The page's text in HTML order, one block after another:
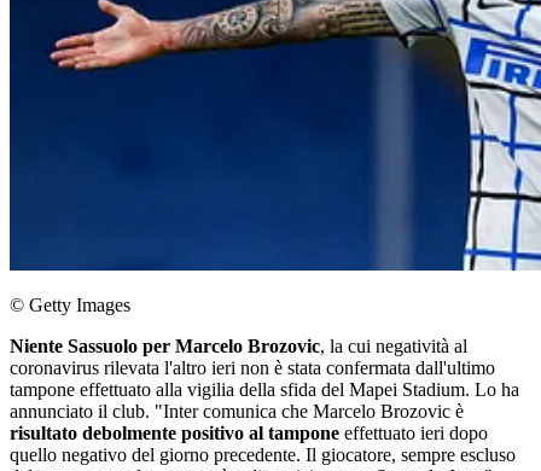
© Getty Images
Niente Sassuolo per Marcelo Brozovic, la cui negatività al
coronavirus rilevata l'altro ieri non è stata confermata dall'ultimo
tampone effettuato alla vigilia della sfida del Mapei Stadium. Lo ha
annunciato il club. "Inter comunica che Marcelo Brozovic è
risultato debolmente positivo al tampone effettuato ieri dopo
quello negativo del giorno precedente. Il giocatore, sempre escluso